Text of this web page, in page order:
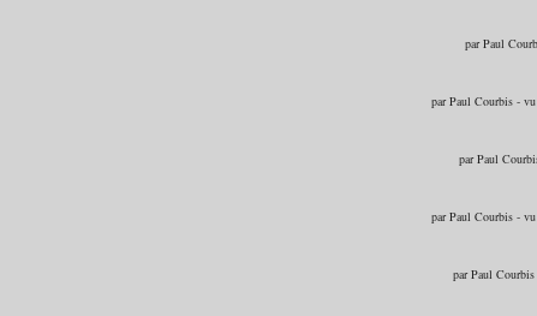
par Paul
par Paul Courbis - vu
par Paul
par Paul Courbis - vu
par Paul